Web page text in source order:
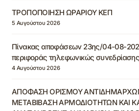
ΤΡΟΠΟΠΟΙΗΣΗ ΩΡΑΡΙΟΥ ΚΕΠ
5 Αυγούστου 2026
Πίνακας αποφάσεων 23ης/04-08-
περιφοράς τηλεφωνικώς
4 Αυγούστου 2026
ΑΠΟΦΑΣΗ ΟΡΙΣΜΟΥ
ΜΕΤΑΒΙΒΑΣΗ ΑΡΜΟΔΙΟΤΗΤΩΝ ΚΑΙ